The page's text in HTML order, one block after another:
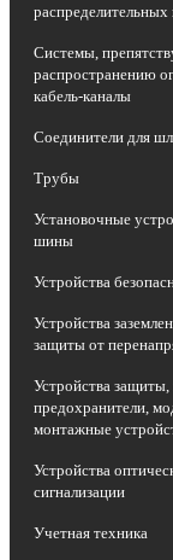
Системы,
распространению
кабель-каналы
Соединители для
Трубы
Установочные
шины
Устройства
Устройства
защиты от
Устройства защиты,
предохранители,
монтажные
Устройства
сигнализации
Учетная техника
Гильза
ВЕРНУТЬСЯ В